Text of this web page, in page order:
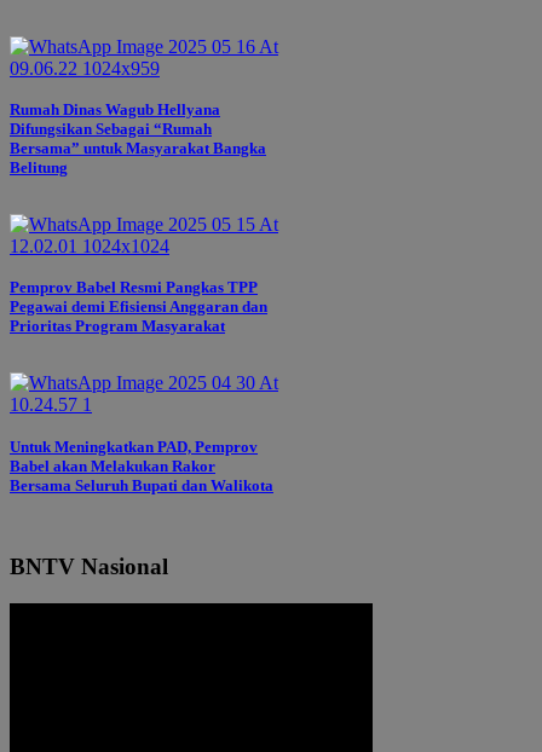
Rumah Dinas Wagub Hellyana
Difungsikan Sebagai “Rumah
Bersama” untuk Masyarakat Bangka
Belitung
Pemprov Babel Resmi Pangkas TPP
Pegawai demi Efisiensi Anggaran dan
Prioritas Program Masyarakat
Untuk Meningkatkan PAD, Pemprov
Babel akan Melakukan Rakor
Bersama Seluruh Bupati dan Walikota
BNTV Nasional